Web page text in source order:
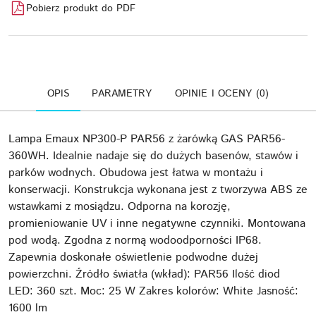
Pobierz produkt do PDF
OPIS PARAMETRY OPINIE I OCENY (0)
Lampa Emaux NP300-P PAR56 z żarówką GAS PAR56-
360WH. Idealnie nadaje się do dużych basenów, stawów i
parków wodnych. Obudowa jest łatwa w montażu i
konserwacji. Konstrukcja wykonana jest z tworzywa ABS ze
wstawkami z mosiądzu. Odporna na korozję,
promieniowanie UV i inne negatywne czynniki. Montowana
pod wodą. Zgodna z normą wodoodporności IP68.
Zapewnia doskonałe oświetlenie podwodne dużej
powierzchni. Źródło światła (wkład): PAR56 Ilość diod
LED: 360 szt. Moc: 25 W Zakres kolorów: White Jasność:
1600 lm